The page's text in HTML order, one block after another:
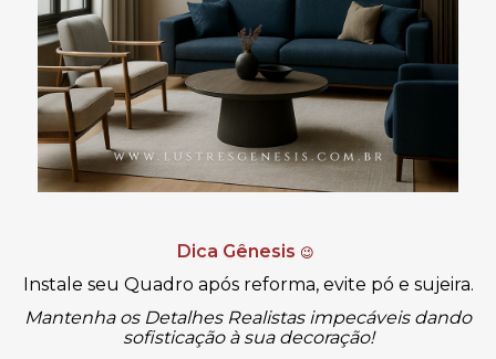
Dica Gênesis 😉
Instale seu Quadro após reforma, evite pó e sujeira.
Mantenha os Detalhes Realistas impecáveis dando
sofisticação àsua decoração!